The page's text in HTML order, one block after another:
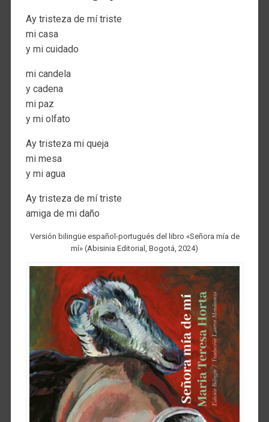
Ay tristeza de mí triste
mi casa
y mi cuidado
mi candela
y cadena
mi paz
y mi olfato
Ay tristeza mi queja
mi mesa
y mi agua
Ay tristeza de mí triste
amiga de mi daño
Versión bilingüe español-portugués del libro «Señora mía de
mí» (Abisinia Editorial, Bogotá, 2024)